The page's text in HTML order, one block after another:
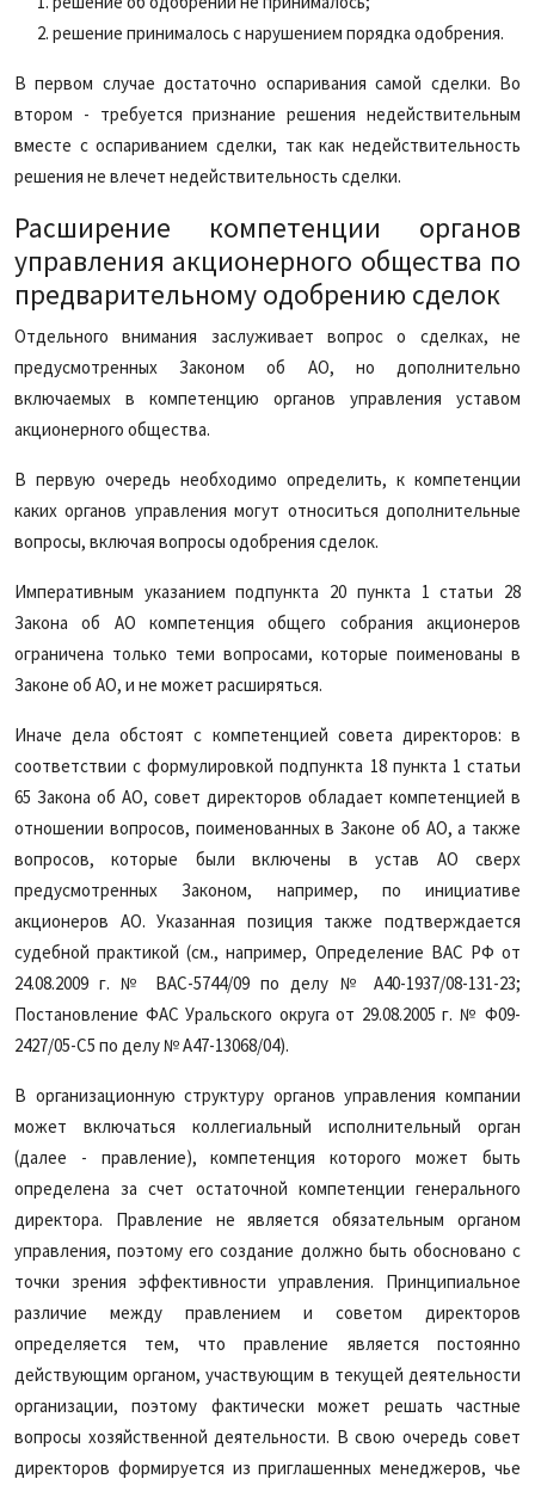
решение принималось с нарушением порядка одобрения.
В первом случае достаточно оспаривания самой сделки. Во
втором - требуется признание решения недействительным
вместе с оспариванием сделки, так как недействительность
решения не влечет недействительность сделки.
Расширение компетенции органов
управления акционерного общества по
предварительному одобрению сделок
Отдельного внимания заслуживает вопрос о сделках, не
предусмотренных Законом об АО, но дополнительно
включаемых в компетенцию органов управления уставом
акционерного общества.
В первую очередь необходимо определить, к компетенции
каких органов управления могут относиться дополнительные
вопросы, включая вопросы одобрения сделок.
Императивным указанием подпункта 20 пункта 1 статьи 28
Закона об АО компетенция общего собрания акционеров
ограничена только теми вопросами, которые поименованы в
Законе об АО, и не может расширяться.
Иначе дела обстоят с компетенцией совета директоров: в
соответствии с формулировкой подпункта 18 пункта 1 статьи
65 Закона об АО, совет директоров обладает компетенцией в
отношении вопросов, поименованных в Законе об АО, а также
вопросов, которые были включены в устав АО сверх
предусмотренных Законом, например, по инициативе
акционеров АО. Указанная позиция также подтверждается
судебной практикой (см., например, Определение ВАС РФ от
24.08.2009 г. № ВАС-5744/09 по делу № А40-1937/08-131-23;
Постановление ФАС Уральского округа от 29.08.2005 г. № Ф09-
2427/05-С5 по делу № А47-13068/04).
В организационную структуру органов управления компании
может включаться коллегиальный исполнительный орган
(далее - правление), компетенция которого может быть
определена за счет остаточной компетенции генерального
директора. Правление не является обязательным органом
управления, поэтому его создание должно быть обосновано с
точки зрения эффективности управления. Принципиальное
различие между правлением и советом директоров
определяется тем, что правление является постоянно
действующим органом, участвующим в текущей деятельности
организации, поэтому фактически может решать частные
вопросы хозяйственной деятельности. В свою очередь совет
директоров формируется из приглашенных менеджеров, чье